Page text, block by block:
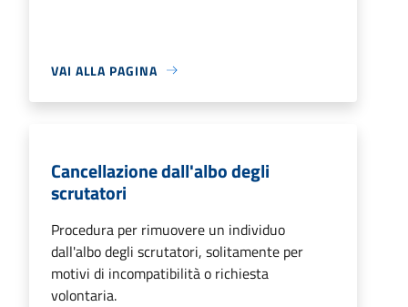
VAI ALLA PAGINA
Cancellazione dall'albo degli
scrutatori
Procedura per rimuovere un individuo
dall'albo degli scrutatori, solitamente per
motivi di incompatibilità o richiesta
volontaria.